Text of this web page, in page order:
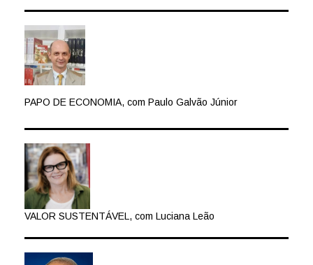
PAPO DE ECONOMIA, com Paulo Galvão Júnior
VALOR SUSTENTÁVEL, com Luciana Leão